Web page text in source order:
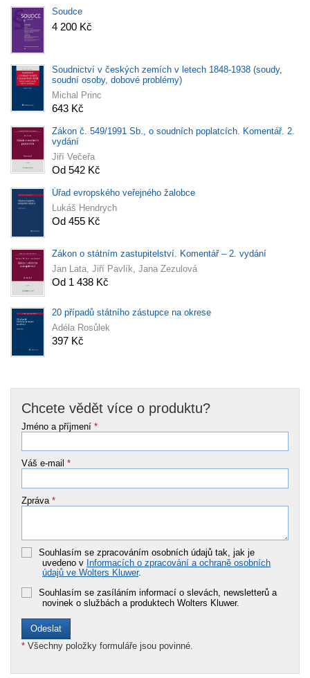
Soudce
4 200 Kč
Soudnictví v českých zemích v letech 1848-1938 (soudy,
soudní osoby, dobové problémy)
Michal Princ
643 Kč
Zákon č. 549/1991 Sb., o soudních poplatcích. Komentář. 2.
vydání
Jiří Večeřa
Od 542 Kč
Úřad evropského veřejného žalobce
Lukáš Hendrych
Od 455 Kč
Zákon o státním zastupitelství. Komentář – 2. vydání
Jan Lata, Jiří Pavlík, Jana Zezulová
Od 1 438 Kč
20 případů státního zástupce na okrese
Adéla Rosůlek
397 Kč
Chcete vědět více o produktu?
Jméno a příjmení *
Váš e-mail *
Zpráva *
Souhlasím se zpracováním osobních údajů tak, jak je
uvedeno v Informacích o zpracování a ochraně osobních
údajů ve Wolters Kluwer.
Souhlasím se zasíláním informací o slevách, newsletterů a
novinek o službách a produktech Wolters Kluwer.
* Všechny položky formuláře jsou povinné.